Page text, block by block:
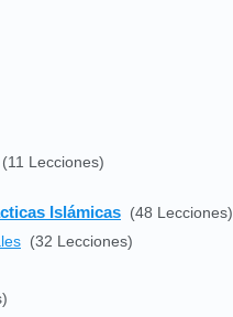
(11 Lecciones)
Islámicas (48 Lecciones)
(32 Lecciones)